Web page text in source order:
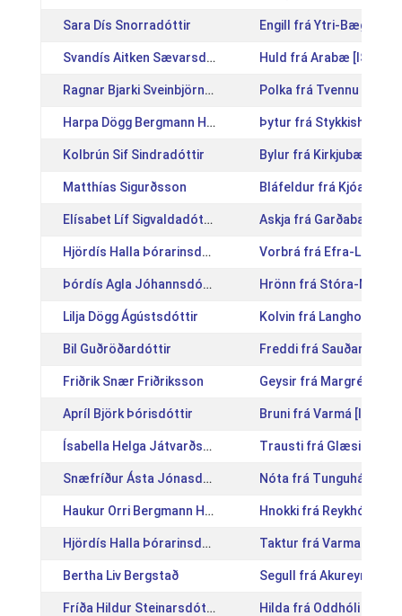
Sara Dís Snorradóttir Engill frá Ytri-Bægisá I
Svandís Aitken Sævarsdóttir Huld frá Arabæ
Ragnar Bjarki Sveinbjörnsson Polka frá Tvennu
Harpa Dögg Bergmann Heiðarsdóttir Þytur frá Stykkishólmi
Kolbrún Sif Sindradóttir Bylur frá Kirkjubæ
Matthías Sigurðsson Bláfeldur frá
Elísabet Líf Sigvaldadóttir Askja frá Garðabæ
Hjördís Halla Þórarinsdóttir Vorbrá frá Efra-
Þórdís Agla Jóhannsdóttir Hrönn frá Stóra-Múla
Lilja Dögg Ágústsdóttir Kolvin frá
Bil Guðröðardóttir Freddi frá Sauðanesi
Friðrik Snær Friðriksson Geysir frá
Apríl Björk Þórisdóttir Bruni frá Varmá
Ísabella Helga Játvarðsdóttir Trausti frá Glæsibæ
Snæfríður Ásta Jónasdóttir Nóta frá Tunguhálsi II
Haukur Orri Bergmann Heiðarsson Hnokki frá Reykhólum
Hjördís Halla Þórarinsdóttir Taktur frá Varmalæk
Bertha Liv Bergstað Segull frá Akureyri
Fríða Hildur Steinarsdóttir Hilda frá Oddhóli